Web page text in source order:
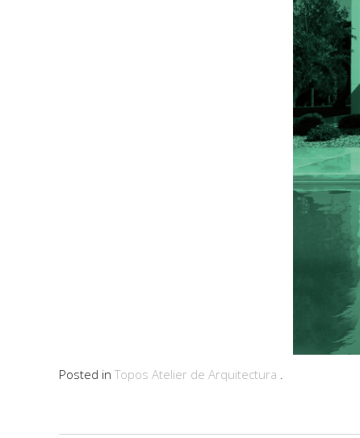
Posted inTopos Atelier de Arquitectura .